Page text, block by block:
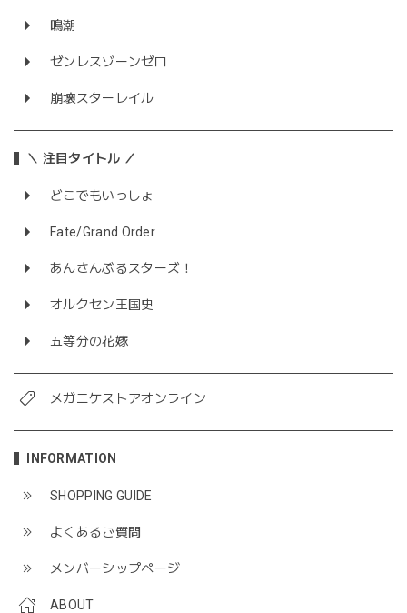
鳴潮
ゼンレスゾーンゼロ
崩壊スターレイル
＼ 注目タイトル ／
どこでもいっしょ
Fate/Grand Order
あんさんぶるスターズ！
オルクセン王国史
五等分の花嫁
メガニケストアオンライン
INFORMATION
SHOPPING GUIDE
よくあるご質問
メンバーシップページ
ABOUT